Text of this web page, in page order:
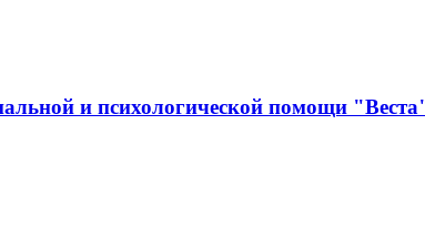
и психологической помощи